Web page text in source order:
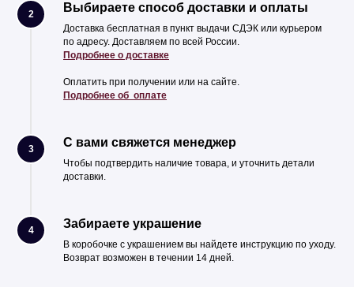
2 Выбираете способ доставки и оплаты
Доставка бесплатная в пункт выдачи СДЭК или курьером
по адресу. Доставляем по всей России.
Подробнее о доставке
Оплатить при получении или на сайте.
Подробнее об оплате
3 С вами свяжется менеджер
Чтобы подтвердить наличие товара, и уточнить детали
доставки.
4 Забираете украшение
В коробочке с украшением вы найдете инструкцию по уходу.
Возврат возможен в течении 14 дней.